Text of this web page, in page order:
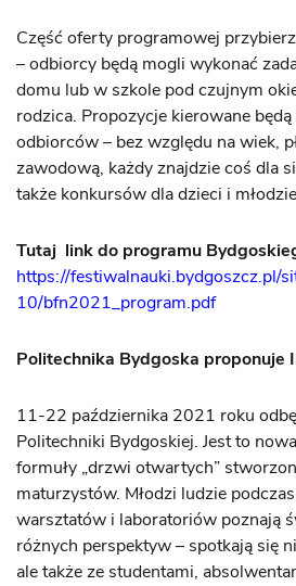
Część oferty programowej
– odbiorcy będą mogli wykonać
domu lub w szkole pod czujnym
rodzica. Propozycje kierowane
odbiorców – bez względu na wiek,
zawodową, każdy znajdzie coś dla
także konkursów dla dzieci i
Tutaj link do programu
https://festiwalnauki.bydgoszcz.pl/
10/bfn2021_program.pdf
Politechnika Bydgoska proponuje
11-22 października 2021 roku
Politechniki Bydgoskiej. Jest to
formuły „drzwi otwartych”
maturzystów. Młodzi ludzie
warsztatów i laboratoriów poznają
różnych perspektyw – spotkają się
ale także ze studentami,